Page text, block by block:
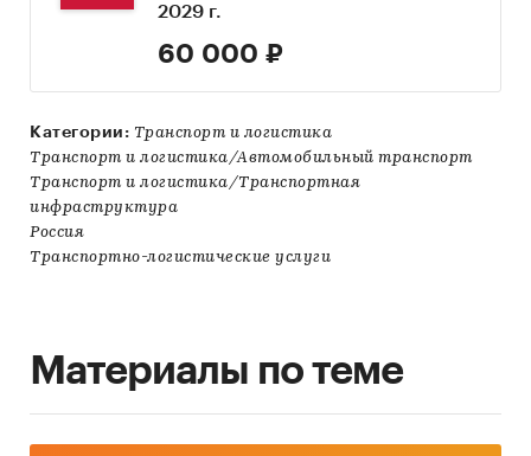
2029 г.
60 000 ₽
Категории: Транспорт и логистика
Транспорт и логистика/Автомобильный транспорт
Транспорт и логистика/Транспортная
инфраструктура
Россия
Транспортно-логистические услуги
Материалы по теме